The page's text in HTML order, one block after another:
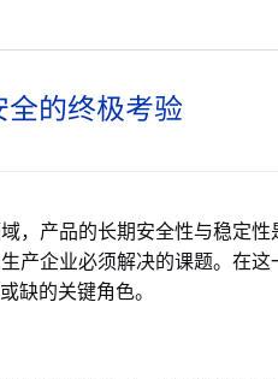
的终极考验
产品的长期安全性与稳定性
产企业必须解决的课题。在这
缺的关键角色。